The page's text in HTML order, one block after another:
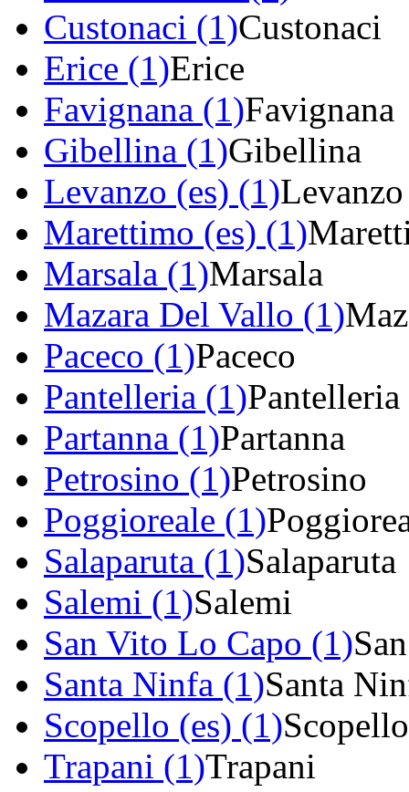
Custonaci (1)Custonaci
Erice (1)Erice
Favignana (1)Favignana
Gibellina (1)Gibellina
Levanzo (es) (1)Levanzo
Marettimo (es) (1)
Marsala (1)Marsala
Mazara Del Vallo (1)
Paceco (1)Paceco
Pantelleria (1)Pantelleria
Partanna (1)Partanna
Petrosino (1)Petrosino
Poggioreale (1)
Salaparuta (1)Salaparuta
Salemi (1)Salemi
San Vito Lo Capo (1)
Santa Ninfa (1)Santa
Scopello (es) (1)Scopello
Trapani (1)Trapani